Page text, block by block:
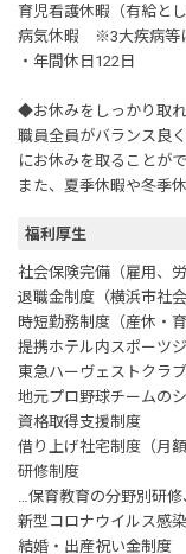
育児看護休暇（有給と
病気休暇 ※3大疾病等
・年間休日122日
◆お休みをしっかり取
職員全員がバランス良
にお休みを取ることがで
また、夏季休暇や冬季
福利厚生
社会保険完備（雇用、
退職金制度（横浜市社
時短勤務制度（産休・育
提携ホテル内スポーツ
東急ハーヴェストクラ
地元プロ野球チームの
資格取得支援制度
借り上げ社宅制度（月
研修制度
…保育教育の分野別研
新型コロナウイルス感
結婚・出産祝い金制度